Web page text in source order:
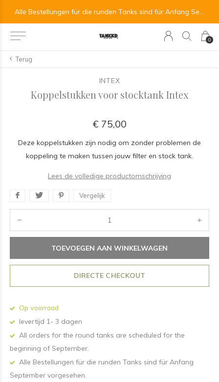
0
Alle Bestellungen für die runden Tanks sind für Anfang September vorgesehen.
Terug
INTEX
Koppelstukken voor stocktank Intex
€ 75,00
Deze koppelstukken zijn nodig om zonder problemen de
koppeling te maken tussen jouw filter en stock tank.
Lees de volledige productomschrijving
Vergelijk
TOEVOEGEN AAN WINKELWAGEN
DIRECTE CHECKOUT
Op voorraad
levertijd 1- 3 dagen
All orders for the round tanks are scheduled for the
beginning of September.
Alle Bestellungen für die runden Tanks sind für Anfang
September vorgesehen.